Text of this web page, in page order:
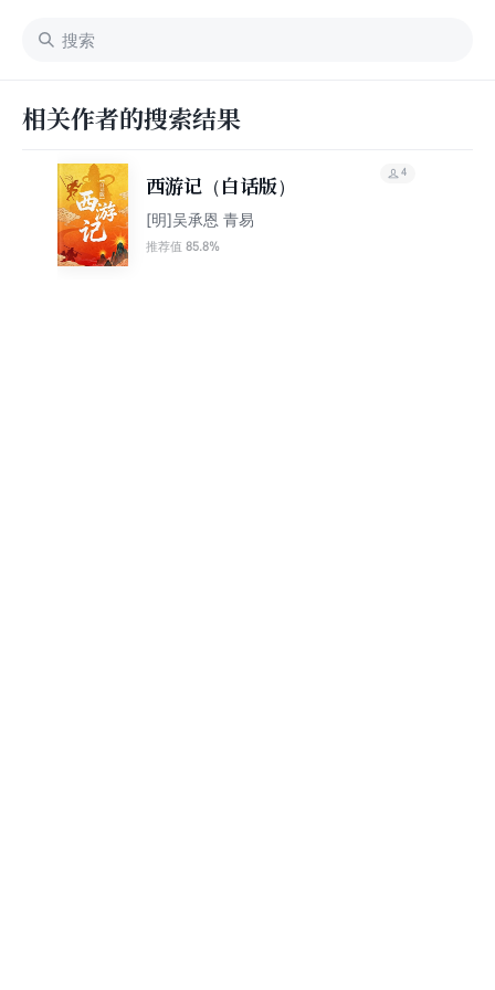
相关作者的搜索结果
西游记（白话版）
[明]吴承恩 青易
推荐值 85.8%
4